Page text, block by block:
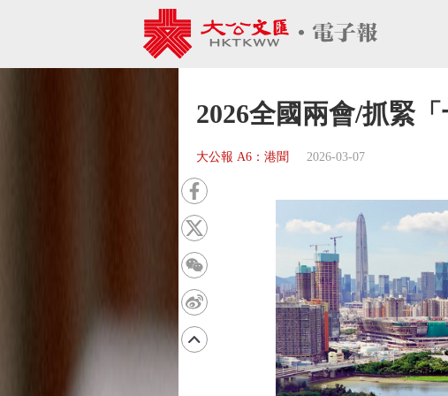
2026全國兩會/抓緊
大公報 A6：港聞 2026-03-07